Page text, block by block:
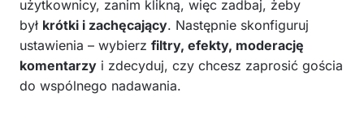
użytkownicy, zanim klikną, więc zadbaj, żeby
był krótki i zachęcający. Następnie skonfiguruj
ustawienia – wybierz filtry, efekty, moderację
komentarzy i zdecyduj, czy chcesz zaprosić gościa
do wspólnego nadawania.